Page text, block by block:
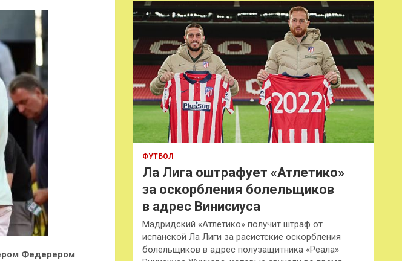
Федерером.
к
ФУТБОЛ
Ла Лига оштрафует «Атлетико»
за оскорбления болельщиков
в адрес Винисиуса
Мадридский «Атлетико» получит штраф от
испанской Ла Лиги за расистские оскорбления
болельщиков в адрес полузащитника «Реала»